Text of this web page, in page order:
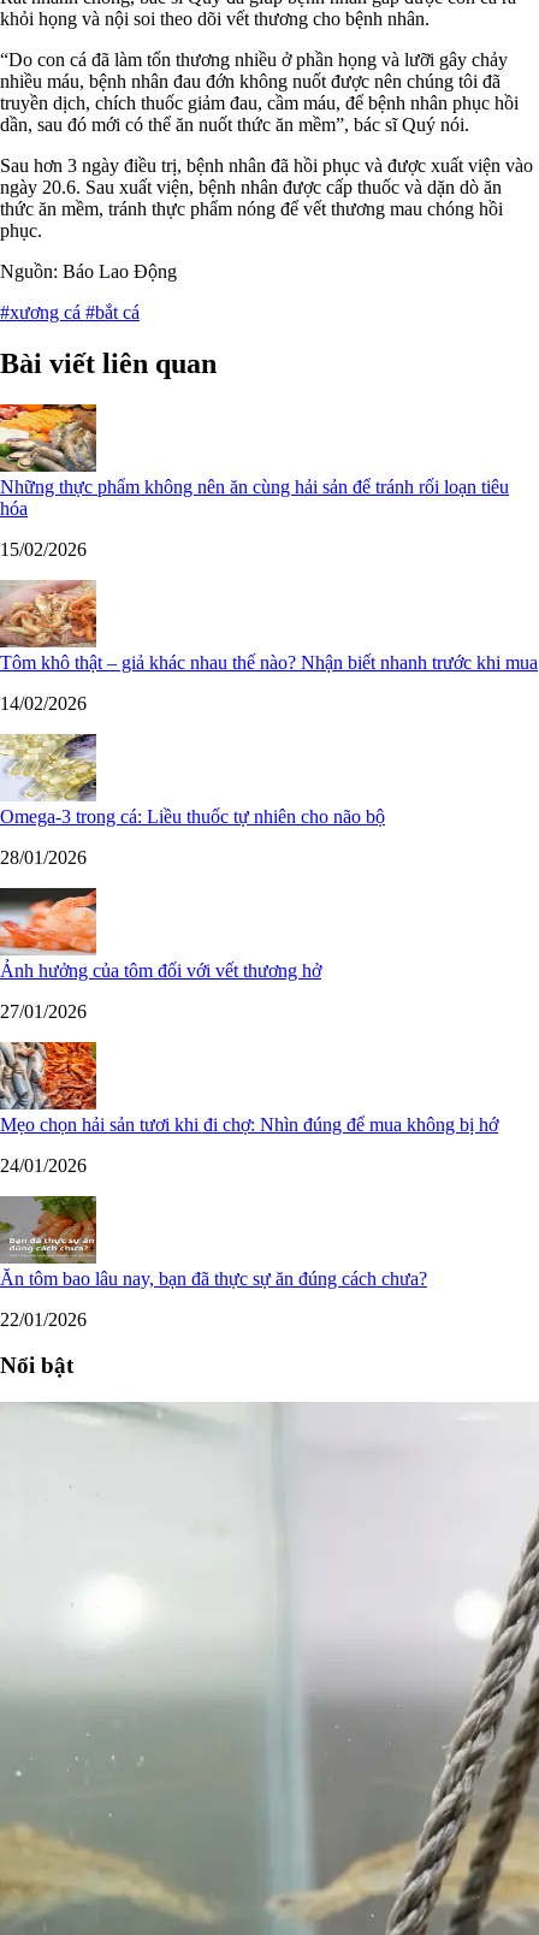
khỏi họng và nội soi theo dõi vết thương cho bệnh nhân.
“Do con cá đã làm tổn thương nhiều ở phần họng và lưỡi gây chảy
nhiều máu, bệnh nhân đau đớn không nuốt được nên chúng tôi đã
truyền dịch, chích thuốc giảm đau, cầm máu, để bệnh nhân phục hồi
dần, sau đó mới có thể ăn nuốt thức ăn mềm”, bác sĩ Quý nói.
Sau hơn 3 ngày điều trị, bệnh nhân đã hồi phục và được xuất viện vào
ngày 20.6. Sau xuất viện, bệnh nhân được cấp thuốc và dặn dò ăn
thức ăn mềm, tránh thực phẩm nóng để vết thương mau chóng hồi
phục.
Nguồn: Báo Lao Động
#xương cá #bắt cá
Bài viết liên quan
Những thực phẩm không nên ăn cùng hải sản để tránh rối loạn tiêu
hóa
15/02/2026
Tôm khô thật – giả khác nhau thế nào? Nhận biết nhanh trước khi mua
14/02/2026
Omega-3 trong cá: Liều thuốc tự nhiên cho não bộ
28/01/2026
Ảnh hưởng của tôm đối với vết thương hở
27/01/2026
Mẹo chọn hải sản tươi khi đi chợ: Nhìn đúng để mua không bị hớ
24/01/2026
Ăn tôm bao lâu nay, bạn đã thực sự ăn đúng cách chưa?
22/01/2026
Nổi bật